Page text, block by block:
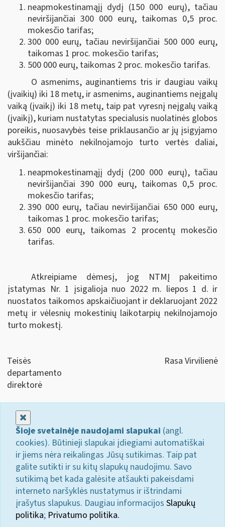
neapmokestinamąjį dydį (150 000 eurų), tačiau
neviršijančiai 300 000 eurų, taikomas 0,5 proc.
mokesčio tarifas;
300 000 eurų, tačiau neviršijančiai 500 000 eurų,
taikomas 1 proc. mokesčio tarifas;
500 000 eurų, taikomas 2 proc. mokesčio tarifas.
O asmenims, auginantiems tris ir daugiau vaikų
(įvaikių) iki 18 metų, ir asmenims, auginantiems neįgalų
vaiką (įvaikį) iki 18 metų, taip pat vyresnį neįgalų vaiką
(įvaikį), kuriam nustatytas specialusis nuolatinės globos
poreikis, nuosavybės teise priklausančio ar jų įsigyjamo
aukščiau minėto nekilnojamojo turto vertės daliai,
viršijančiai:
neapmokestinamąjį dydį (200 000 eurų), tačiau
neviršijančiai 390 000 eurų, taikomas 0,5 proc.
mokesčio tarifas;
390 000 eurų, tačiau neviršijančiai 650 000 eurų,
taikomas 1 proc. mokesčio tarifas;
650 000 eurų, taikomas 2 procentų mokesčio
tarifas.
Atkreipiame dėmesį, jog NTMĮ pakeitimo
įstatymas Nr. 1 įsigalioja nuo 2022 m. liepos 1 d. ir
nuostatos taikomos apskaičiuojant ir deklaruojant 2022
metų ir vėlesnių mokestinių laikotarpių nekilnojamojo
turto mokestį.
Teisės
departamento
direktorė
Rasa Virvilienė
Šioje svetainėje naudojami slapukai (angl.
cookies). Būtinieji slapukai įdiegiami automatiškai
ir jiems nėra reikalingas Jūsų sutikimas. Taip pat
galite sutikti ir su kitų slapukų naudojimu. Savo
sutikimą bet kada galėsite atšaukti pakeisdami
interneto naršyklės nustatymus ir ištrindami
įrašytus slapukus. Daugiau informacijos Slapukų
politika; Privatumo politika.